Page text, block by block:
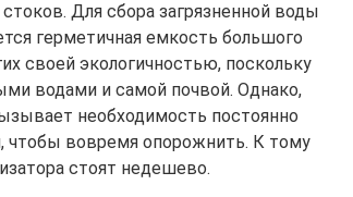
Для сбора загрязненной воды
герметичная емкость большого
своей экологичностью, поскольку
водами и самой почвой. Однако,
необходимость постоянно
чтобы вовремя опорожнить. К тому
стоят недешево.